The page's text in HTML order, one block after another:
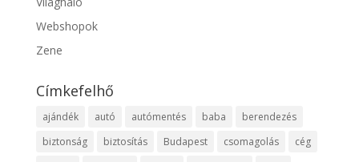
Webshopok
Zene
Címkefelhő
ajándék autó autómentés baba
berendezés
biztonság
biztosítás Budapest csomagolás
cég